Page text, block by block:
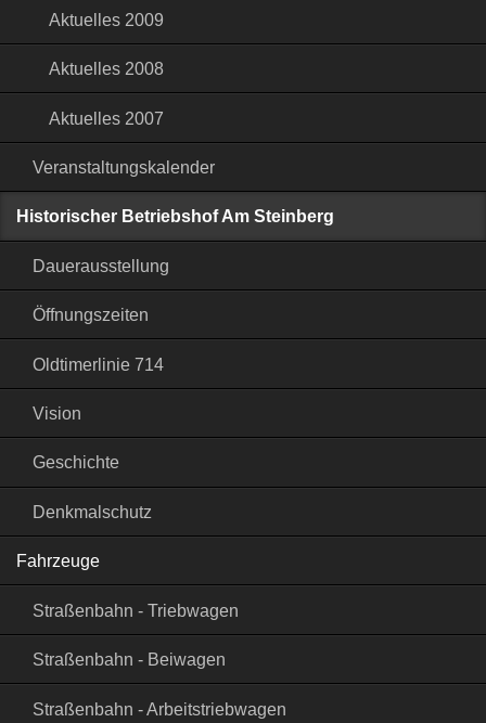
Aktuelles 2009
Aktuelles 2008
Aktuelles 2007
Veranstaltungskalender
Historischer Betriebshof Am Steinberg
Dauerausstellung
Öffnungszeiten
Oldtimerlinie 714
Vision
Geschichte
Denkmalschutz
Fahrzeuge
Straßenbahn - Triebwagen
Straßenbahn - Beiwagen
Straßenbahn - Arbeitstriebwagen